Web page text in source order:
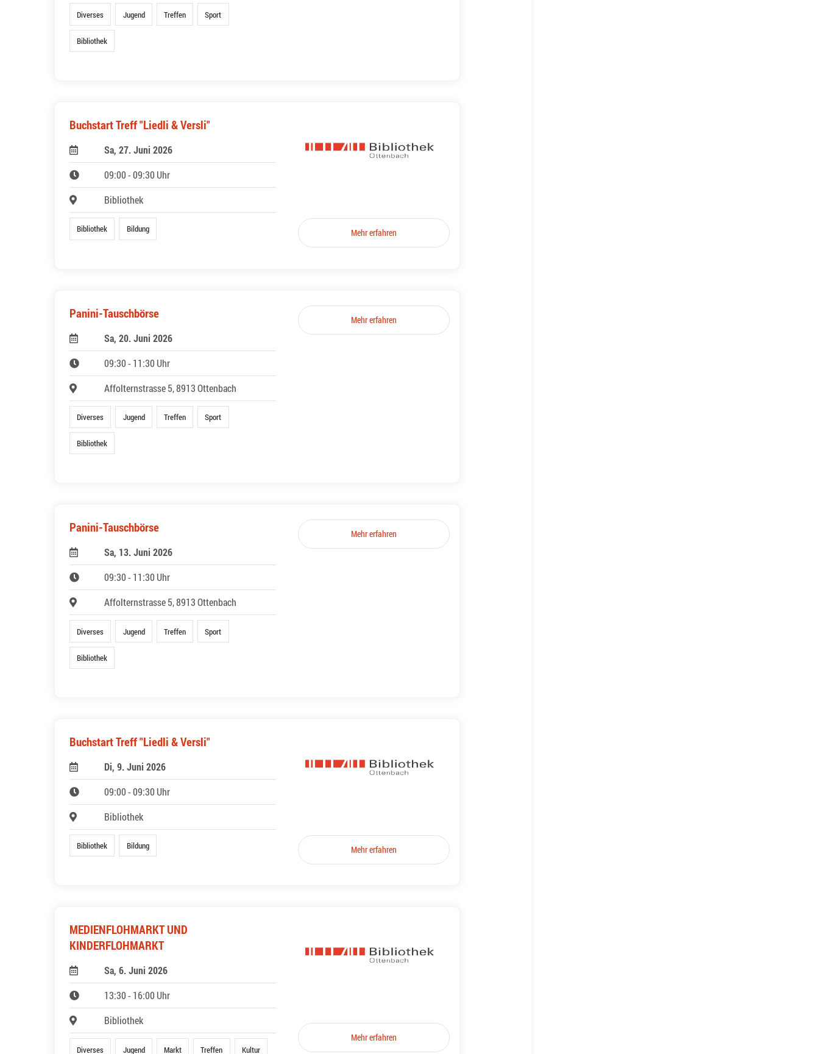
Diverses Jugend Treffen Sport
Bibliothek
Buchstart Treff "Liedli & Versli"
Sa, 27. Juni 2026
09:00 - 09:30 Uhr
Bibliothek
Bibliothek Bildung Mehr erfahren
Panini-Tauschbörse
Sa, 20. Juni 2026
09:30 - 11:30 Uhr
Affolternstrasse 5, 8913 Ottenbach
Diverses Jugend Treffen Sport
Bibliothek
Mehr erfahren
Panini-Tauschbörse
Sa, 13. Juni 2026
09:30 - 11:30 Uhr
Affolternstrasse 5, 8913 Ottenbach
Diverses Jugend Treffen Sport
Bibliothek
Mehr erfahren
Buchstart Treff "Liedli & Versli"
Di, 9. Juni 2026
09:00 - 09:30 Uhr
Bibliothek
Bibliothek Bildung Mehr erfahren
MEDIENFLOHMARKT UND
KINDERFLOHMARKT
Sa, 6. Juni 2026
13:30 - 16:00 Uhr
Bibliothek
Diverses Jugend Markt Treffen Kultur
Mehr erfahren